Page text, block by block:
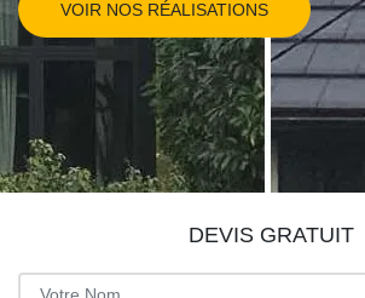
VOIR NOS RÉALISATIONS
DEVIS GRATUIT